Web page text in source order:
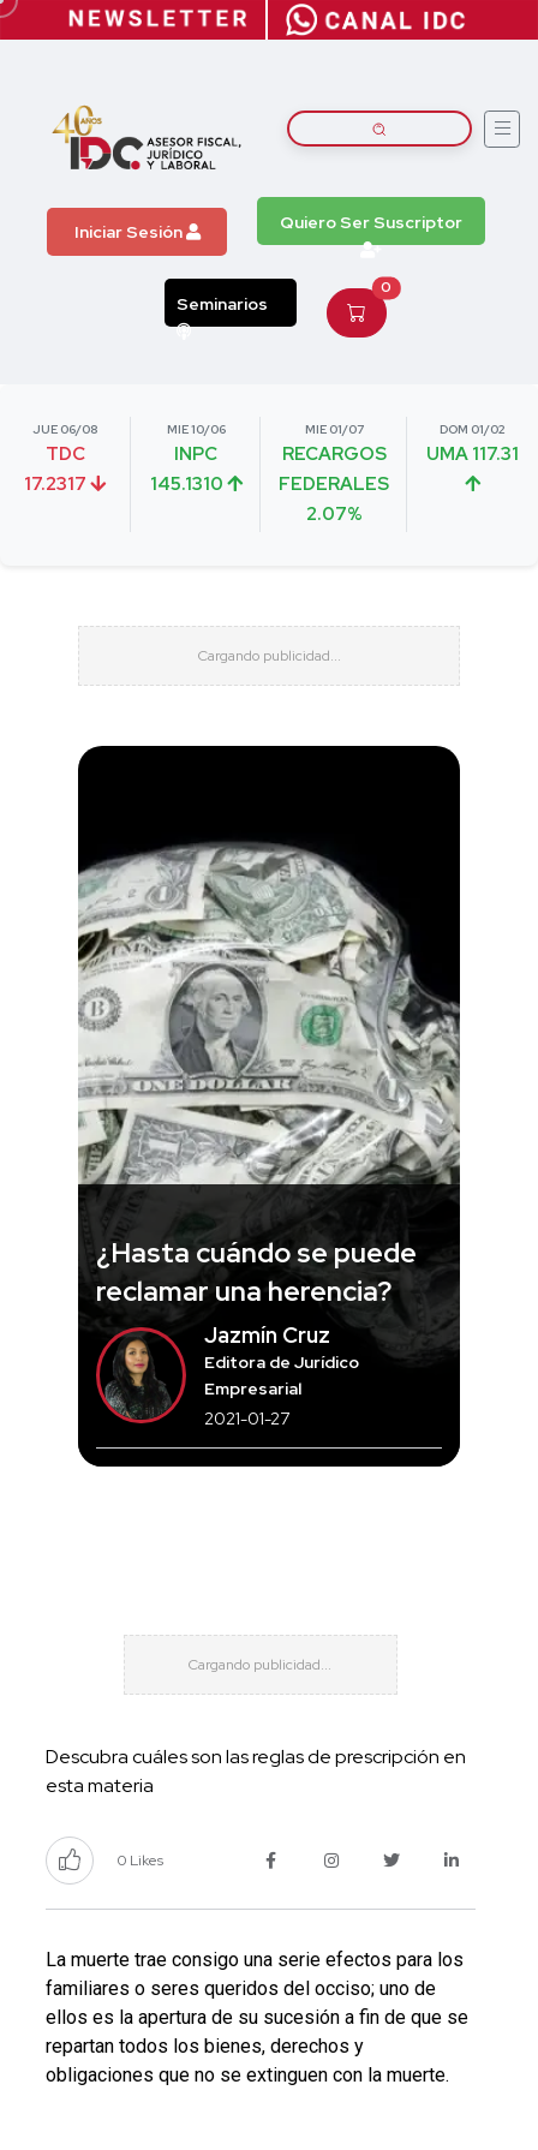
Iniciar Sesión Quiero Ser Suscriptor
Seminarios
0
JUE 06/08
TDC
17.2317
MIE 10/06
INPC
145.1310
MIE 01/07
RECARGOS
FEDERALES
2.07%
DOM 01/02
UMA 117.31
¿Hasta cuándo se puede
reclamar una herencia?
Jazmín Cruz
Editora de Jurídico
Empresarial
2021-01-27
Descubra cuáles son las reglas de prescripción en
esta materia
0 Likes
La muerte trae consigo una serie efectos para los
familiares o seres queridos del occiso; uno de
ellos es la apertura de su sucesión a fin de que se
repartan todos los bienes, derechos y
obligaciones que no se extinguen con la muerte.